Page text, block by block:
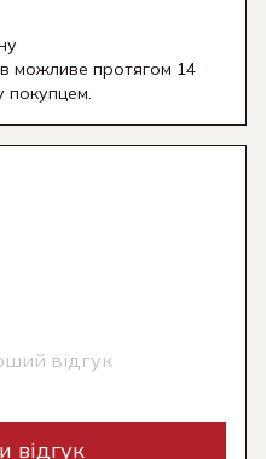
можливе протягом 14
покупцем.
відгук
відгук